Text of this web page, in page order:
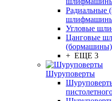
Радиальные
Угловые
Цанговые
(бормашины)
+ ЕЩЕ 3
Шуруповерты